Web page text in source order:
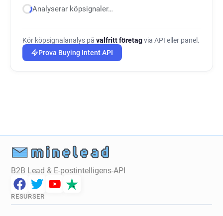
Analyserar köpsignaler…
Kör köpsignalanalys på valfritt företagvia API eller panel.
Prova Buying Intent API
B2B Lead & E-postintelligens-API
RESURSER